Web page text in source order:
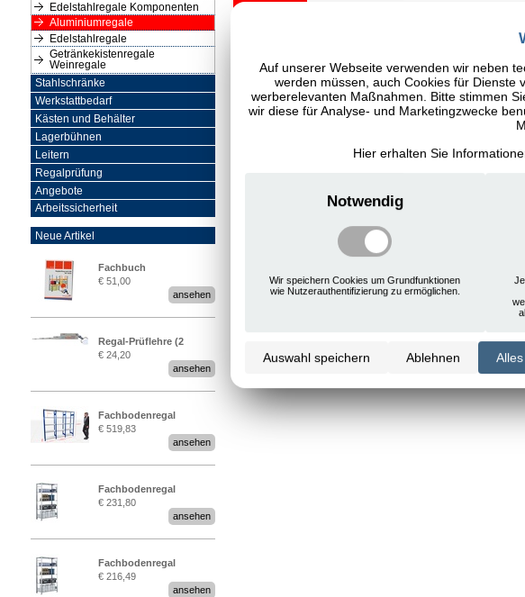
Edelstahlregale Komponenten
Aluminiumregale
Edelstahlregale
Getränkekistenregale
Weinregale
Stahlschränke
Werkstattbedarf
Kästen und Behälter
Lagerbühnen
Leitern
Regalprüfung
Angebote
Arbeitssicherheit
Neue Artikel
Fachbuch
„Regalprüfung nach DIN
€ 51,00
ansehen
Regal-Prüflehre (2
Stück)
€ 24,20
ansehen
Fachbodenregal
Stecksystem MultiPlus
2,25 Meter breit
€ 519,83
ansehen
Fachbodenregal
Stecksystem MultiPlus
€ 231,80
ansehen
Fachbodenregal
Stecksystem MultiPlus
€ 216,49
ansehen
Auf unserer Webseite verwenden wir neben
werden müssen, auch Cookies für Dienste
werberelevanten Maßnahmen. Bitte stimmen
wir diese für Analyse- und Marketingzwecke
Hier erhalten Sie
Notwendig
Wir speichern Cookies um Grundfunktionen
wie Nutzerauthentifizierung zu ermöglichen.
Auswahl speichern Ablehnen